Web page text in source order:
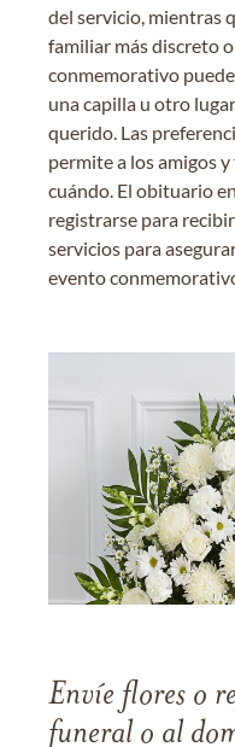
del servicio, mientras
familiar más discreto
conmemorativo
una capilla u otro
querido. Las
permite a los amigos
cuándo. El obituario
registrarse para
servicios para
evento
Envíe flores o
funeral o al